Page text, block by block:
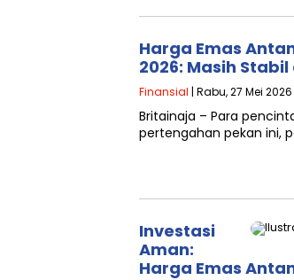
Harga Emas
2026: Masih
Finansial | Rabu, 27 Mei
Britainaja – Para
pertengahan pekan ini,
Investasi
Aman:
Harga Emas